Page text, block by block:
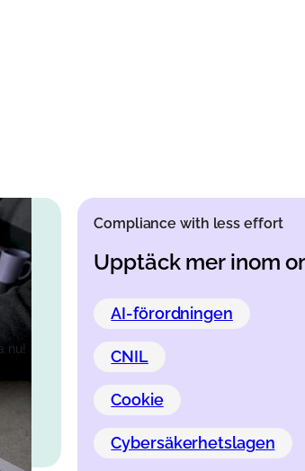
nu!
Compliance with less effort
Upptäck mer inom
AI-förordningen
CNIL
Cookie
Cybersäkerhetslagen